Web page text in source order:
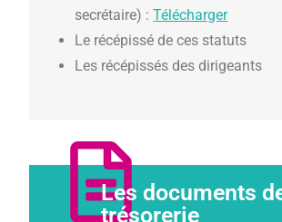
secrétaire) :Télécharger
Le récépissé de ces statuts
Les récépissés des dirigeants
Les documents
trésorerie